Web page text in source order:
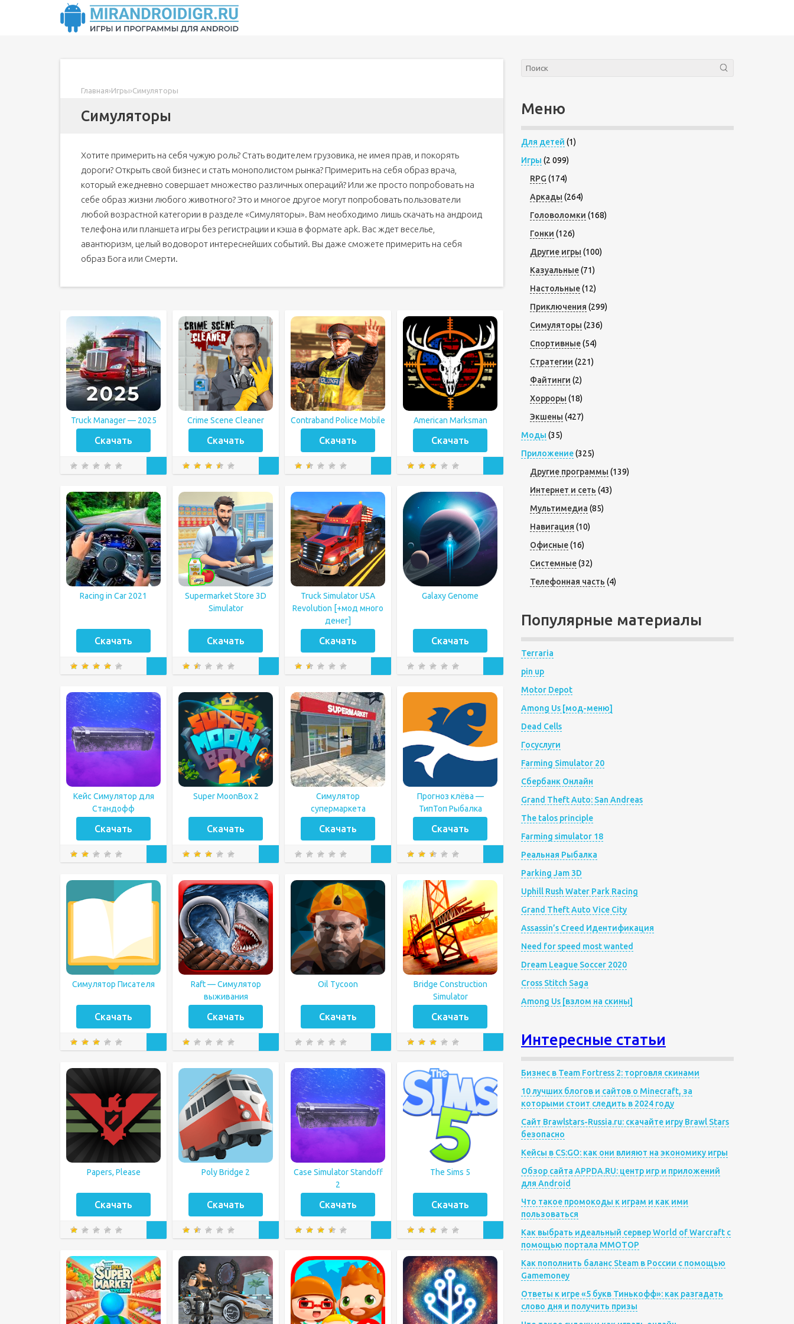
Главная›Игры›Симуляторы
Симуляторы
Хотите примерить на себя чужую роль? Стать водителем грузовика, не имея прав, и покорять
дороги? Открыть свой бизнес и стать монополистом рынка? Примерить на себя образ врача,
который ежедневно совершает множество различных операций? Или же просто попробовать на
себе образ жизни любого животного? Это и многое другое могут попробовать пользователи
любой возрастной категории в разделе «Симуляторы». Вам необходимо лишь скачать на андроид
телефона или планшета игры без регистрации и кэша в формате apk. Вас ждет веселье,
авантюризм, целый водоворот интереснейших событий. Вы даже сможете примерить на себя
образ Бога или Смерти.
Truck Manager — 2025
Скачать
Crime Scene Cleaner
Скачать
Contraband Police Mobile
Скачать
American Marksman
Скачать
Racing in Car 2021
Скачать
Supermarket Store 3D
Simulator
Скачать
Truck Simulator USA
Revolution [+мод много
денег]
Скачать
Galaxy Genome
Скачать
Кейс Симулятор для
Стандофф
Скачать
Super MoonBox 2
Скачать
Cимулятор
супермаркета
Скачать
Прогноз клёва —
ТипТоп Рыбалка
Скачать
Симулятор Писателя
Скачать
Raft — Симулятор
выживания
Скачать
Oil Tycoon
Скачать
Bridge Construction
Simulator
Скачать
Papers, Please
Скачать
Poly Bridge 2
Скачать
Case Simulator Standoff
2
Скачать
The Sims 5
Скачать
Меню
Для детей (1)
Игры (2 099)
RPG (174)
Аркады (264)
Головоломки (168)
Гонки (126)
Другие игры (100)
Казуальные(71)
Настольные(12)
Приключения (299)
Симуляторы (236)
Спортивные(54)
Стратегии (221)
Файтинги (2)
Хорроры (18)
Экшены (427)
Моды (35)
Приложение(325)
Другие программы (139)
Интернет и сеть (43)
Мультимедиа (85)
Навигация (10)
Офисные(16)
Системные(32)
Телефонная часть (4)
Популярные материалы
Terraria
pin up
Motor Depot
Among Us [мод-меню]
Dead Cells
Госуслуги
Farming Simulator 20
Сбербанк Онлайн
Grand Theft Auto: San Andreas
The talos principle
Farming simulator 18
Реальная Рыбалка
Parking Jam 3D
Uphill Rush Water Park Racing
Grand Theft Auto Vice City
Assassin’s Creed Идентификация
Need for speed most wanted
Dream League Soccer 2020
Cross Stitch Saga
Among Us [взлом на скины]
Интересные статьи
Бизнес в Team Fortress 2: торговля скинами
10 лучших блогов и сайтов о Minecraft, за
которыми стоит следить в 2024 году
Сайт Brawlstars-Russia.ru: скачайте игру Brawl Stars
безопасно
Кейсы в CS:GO: как они влияют на экономику игры
Обзор сайта APPDA.RU: центр игр и приложений
для Android
Что такое промокоды к играм и как ими
пользоваться
Как выбрать идеальный сервер World of Warcraft с
помощью портала MMOTOP
Как пополнить баланс Steam в России с помощью
Gamemoney
Ответы к игре «5 букв Тинькофф»: как разгадать
слово дня и получить призы